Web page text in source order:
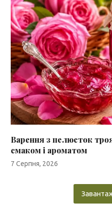
Варення з пелюсток
смаком і ароматом
7 Серпня, 2026